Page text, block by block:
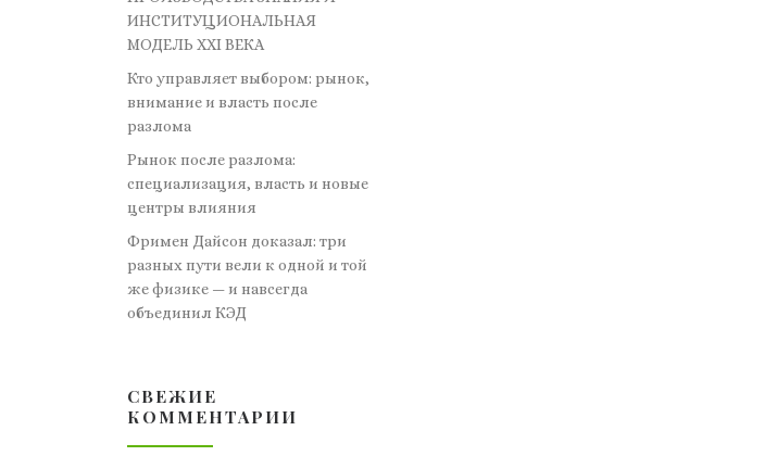
ИНСТИТУЦИОНАЛЬНАЯ
МОДЕЛЬ XXI ВЕКА
Кто управляет выбором: рынок,
внимание и власть после
разлома
Рынок после разлома:
специализация, власть и новые
центры влияния
Фримен Дайсон доказал: три
разных пути вели к одной и той
же физике — и навсегда
объединил КЭД
СВЕЖИЕ
КОММЕНТАРИИ